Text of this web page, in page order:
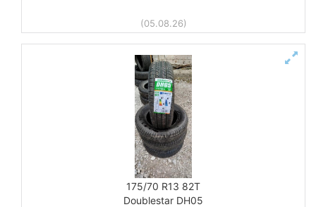
(05.08.26)
175/70 R13 82T
Doublestar DH05